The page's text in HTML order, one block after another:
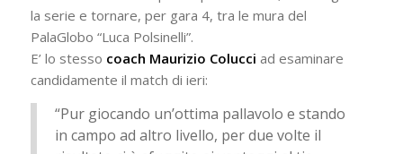
la serie e tornare, per gara 4, tra le mura del
PalaGlobo “Luca Polsinelli”.
E’ lo stesso coach Maurizio Colucci ad esaminare
candidamente il match di ieri:
“Pur giocando un’ottima pallavolo e stando
in campo ad altro livello, per due volte il